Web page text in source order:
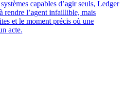
capables d’agir seuls, Ledger
rendre l’agent infaillible, mais
et le moment précis où une
acte.